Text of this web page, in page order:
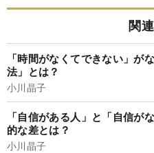
関
「時間がなくてできない」が
法」とは？
小川晶子
「自信がある人」と「自信が
的な差とは？
小川晶子